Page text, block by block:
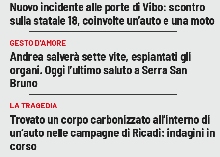
Nuovo incidente alle porte di Vibo: scontro
sulla statale 18, coinvolte un’auto e una moto
GESTO D’AMORE
Andrea salverà sette vite, espiantati gli
organi. Oggi l’ultimo saluto a Serra San
Bruno
LA TRAGEDIA
Trovato un corpo carbonizzato all’interno di
un’auto nelle campagne di Ricadi: indagini in
corso